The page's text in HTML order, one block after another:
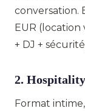
conversation.
EUR (location
+ DJ +
2.
Format